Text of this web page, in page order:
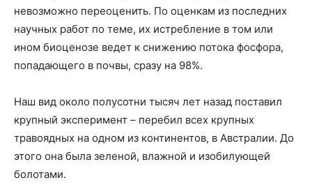
невозможно переоценить. По оценкам из последних
научных работ по теме, их истребление в том или
ином биоценозе ведет к снижению потока фосфора,
попадающего в почвы, сразу на 98%.
Наш вид около полусотни тысяч лет назад поставил
крупный эксперимент – перебил всех крупных
травоядных на одном из континентов, в Австралии. До
этого она была зеленой, влажной и изобилующей
болотами.